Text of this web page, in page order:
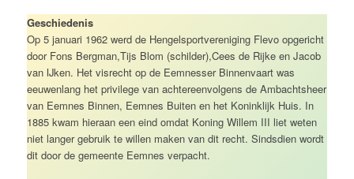
Geschiedenis
Op 5 januari 1962 werd de Hengelsportvereniging Flevo opgericht
door Fons Bergman,Tijs Blom (schilder),Cees de Rijke en Jacob
van IJken. Het visrecht op de Eemnesser Binnenvaart was
eeuwenlang het privilege van achtereenvolgens de Ambachtsheer
van Eemnes Binnen, Eemnes Buiten en het Koninklijk Huis. In
1885 kwam hieraan een eind omdat Koning Willem III liet weten
niet langer gebruik te willen maken van dit recht. Sindsdien wordt
dit door de gemeente Eemnes verpacht.